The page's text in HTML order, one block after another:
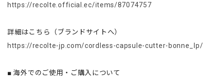
https://recolte.official.ec/items/87074757
詳細はこちら（ブランドサイトへ）
https://recolte-jp.com/cordless-capsule-cutter-bonne_lp/
■ 海外でのご使用・ご購入について